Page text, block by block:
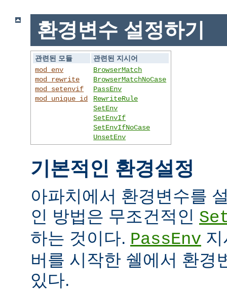
환경변수 설정하기
관련된 모듈
관련된 지시어
mod_env
mod_rewrite
mod_setenvif
mod_unique_id
BrowserMatch
BrowserMatchNoCase
PassEnv
RewriteRule
SetEnv
SetEnvIf
SetEnvIfNoCase
UnsetEnv
기본적인 환경설정
아파치에서 환경변수를
인 방법은 무조건적인
하는 것이다. PassEnv
버를 시작한 쉘에서 환경
있다.